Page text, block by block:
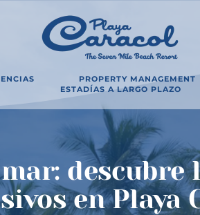
PROPERTY MANAGEMENT
ESTADÍAS A LARGO PLAZO
en Playa